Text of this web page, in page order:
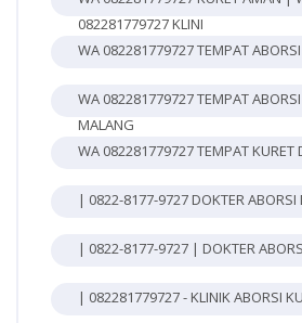
082281779727 KLINI
WA 082281779727 TEMPAT
WA 082281779727 TEMPAT
MALANG
WA 082281779727 TEMPAT KURET
| 0822-8177-9727 DOKTER ABORSI
| 0822-8177-9727 | DOKTER
| 082281779727 - KLINIK ABORSI